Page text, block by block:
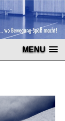
MENU